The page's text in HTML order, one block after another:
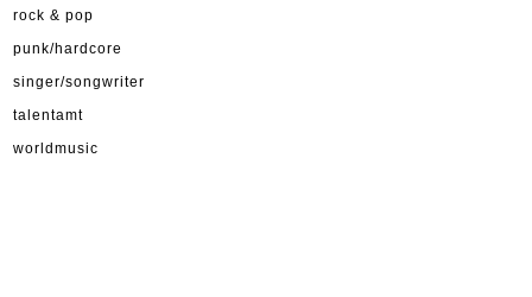
rock & pop
punk/hardcore
singer/songwriter
talentamt
worldmusic